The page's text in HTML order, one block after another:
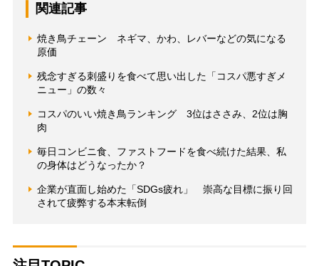
関連記事
焼き鳥チェーン ネギマ、かわ、レバーなどの気になる
原価
残念すぎる刺盛りを食べて思い出した「コスパ悪すぎメ
ニュー」の数々
コスパのいい焼き鳥ランキング 3位はささみ、2位は胸
肉
毎日コンビニ食、ファストフードを食べ続けた結果、私
の身体はどうなったか？
企業が直面し始めた「SDGs疲れ」 崇高な目標に振り回
されて疲弊する本末転倒